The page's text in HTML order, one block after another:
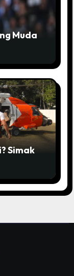
Muda
Simak